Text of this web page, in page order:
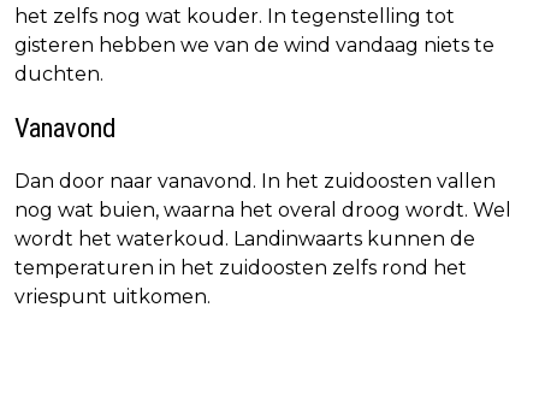
het zelfs nog wat kouder. In tegenstelling tot
gisteren hebben we van de wind vandaag niets te
duchten.
Vanavond
Dan door naar vanavond. In het zuidoosten vallen
nog wat buien, waarna het overal droog wordt. Wel
wordt het waterkoud. Landinwaarts kunnen de
temperaturen in het zuidoosten zelfs rond het
vriespunt uitkomen.